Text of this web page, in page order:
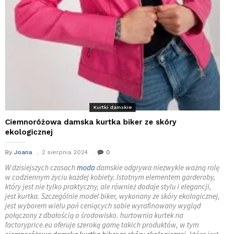
Kurtki damskie
Ciemnoróżowa damska kurtka biker ze skóry
ekologicznej
By Joana 2 sierpnia 2024 0
W dzisiejszych czasach modadamskie odgrywa niezwykle ważną rolę
w codziennym życiu każdej kobiety. Istotnym elementem garderoby,
który jest nie tylko praktyczny, ale również dodaje stylu i elegancji,
jest kurtka. Szczególnie model biker, wykonany ze skóry ekologicznej,
jest wyborem wielu pań ceniących sobie wyrafinowany wygląd
połączony z dbałością o środowisko. hurtownia kurtek na
factoryprice.eu oferuje szeroką gamę takich produktów, w tym